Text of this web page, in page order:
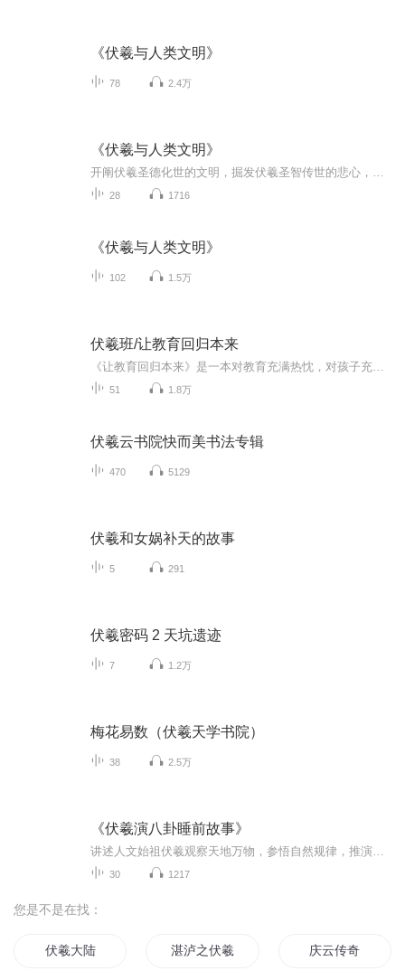
《伏羲与人类文明》
78 2.4万
《伏羲与人类文明》
28 1716
《伏羲与人类文明》
102 1.5万
伏羲班/让教育回归本来
51 1.8万
伏羲云书院快而美书法专辑
470 5129
伏羲和女娲补天的故事
5 291
伏羲密码 2 天坑遗迹
7 1.2万
梅花易数（伏羲天学书院）
38 2.5万
《伏羲演八卦睡前故事》
30 1217
您是不是在找：
伏羲大陆 湛泸之伏羲降魔 庆云传奇